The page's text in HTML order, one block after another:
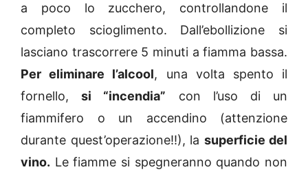
a poco lo zucchero, controllandone il
completo scioglimento. Dall’ebollizione si
lasciano trascorrere 5 minuti a fiamma bassa.
Per eliminare l’alcool, una volta spento il
fornello,si “incendia” con l’uso di un
fiammifero o un accendino (attenzione
durante quest’operazione!!), la superficie del
vino. Le fiamme si spegneranno quando non